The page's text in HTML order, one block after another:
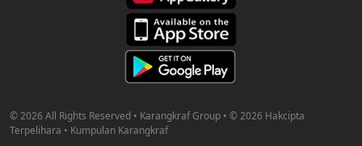
© 2026 All Rights Reserved • Karangkraf Group • © 2026 Hakcipta
Terpelihara • Kumpulan Karangkraf